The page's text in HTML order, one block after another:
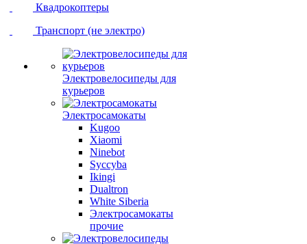
Квадрокоптеры
Транспорт (не электро)
Электровелосипеды для
курьеров
Электросамокаты
Kugoo
Xiaomi
Ninebot
Syccyba
Ikingi
Dualtron
White Siberia
Электросамокаты
прочие